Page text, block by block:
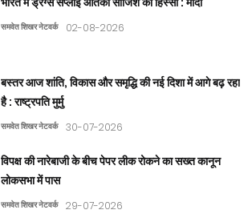
समवेत शिखर नेटवर्क 02-08-2026
बस्तर आज शांति, विकास और समृद्धि की नई दिशा में आगे बढ़ रहा
है : राष्ट्रपति मुर्मु
समवेत शिखर नेटवर्क 30-07-2026
विपक्ष की नारेबाजी के बीच पेपर लीक रोकने का सख्त कानून
लोकसभा में पास
समवेत शिखर नेटवर्क 29-07-2026